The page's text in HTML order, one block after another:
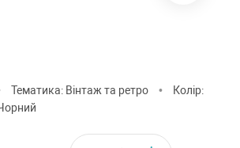
Тематика: Вінтаж та ретро •
Колір: